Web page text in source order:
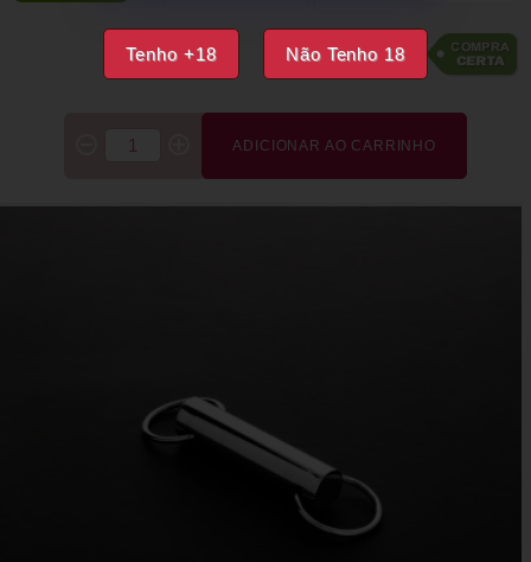
Tenho +18 Não Tenho 18
€13,85
ADICIONAR AO CARRINHO